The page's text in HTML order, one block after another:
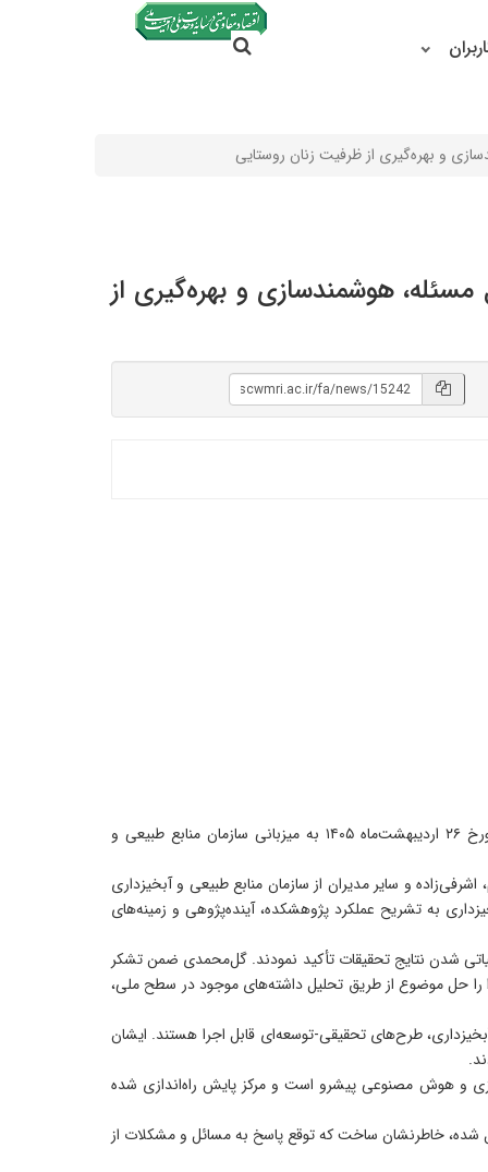
جستجو
جستجو در سایت
و بهره‌گیری از ظرفیت زنان روستایی
هوشمندسازی و بهره‌گیری از
به گزارش روابط‌عمومی پژوهشکده حفاظت خاک و آبخیزداری، جلسه شورای راهبری تحقیقات، آموزش و ترویج منابع طبیعی در روز شنبه مورخ ۲۶ اردیبهشت‌ماه ۱۴۰۵ به میزبانی سازمان منابع طبیعی و
و سایر مدیران از سازمان منابع طبیعی و آبخیزداری
به تشریح عملکرد پژوهشکده، آینده‌پژوهی و زمینه‌های
شدن نتایج تحقیقات تأکید نمودند. گل‌محمدی ضمن تشکر
را حل موضوع از طریق تحلیل داشته‌های موجود در سطح ملی،
طرح‌های تحقیقی‑توسعه‌ای قابل اجرا هستند. ایشان
و هوش مصنوعی پیشرو است و مرکز پایش راه‌اندازی شده
شده، خاطرنشان ساخت که توقع پاسخ به مسائل و مشکلات از